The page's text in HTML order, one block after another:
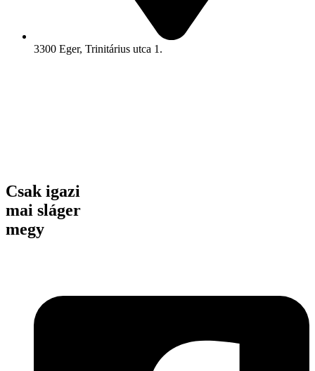
3300 Eger, Trinitárius utca 1.
Csak igazi
mai sláger
megy